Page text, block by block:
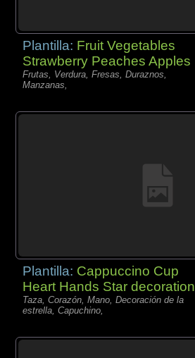
Plantilla: Fruit Vegetables
Strawberry Peaches Apples
Frutas, Verdura, Fresas, Duraznos,
Manzanas,
Plantilla: Cappuccino Cup
Heart Hands Star decoration
Taza, Corazón, Mano, Decoración de la
estrella, Capuchino,